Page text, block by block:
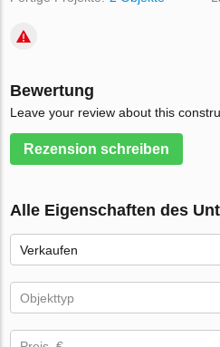
Bewertung
Leave your review about this
Rezension schreiben
Alle Eigenschaften des
Verkaufen
Objekttyp